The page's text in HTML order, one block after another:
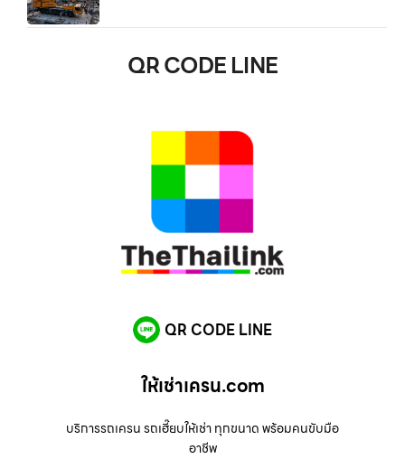
QR CODE LINE
QR CODE LINE
ให้เช่าเครน.com
บริการรถเครน รถเฮี๊ยบให้เช่า ทุกขนาด พร้อมคนขับมือ
อาชีพ